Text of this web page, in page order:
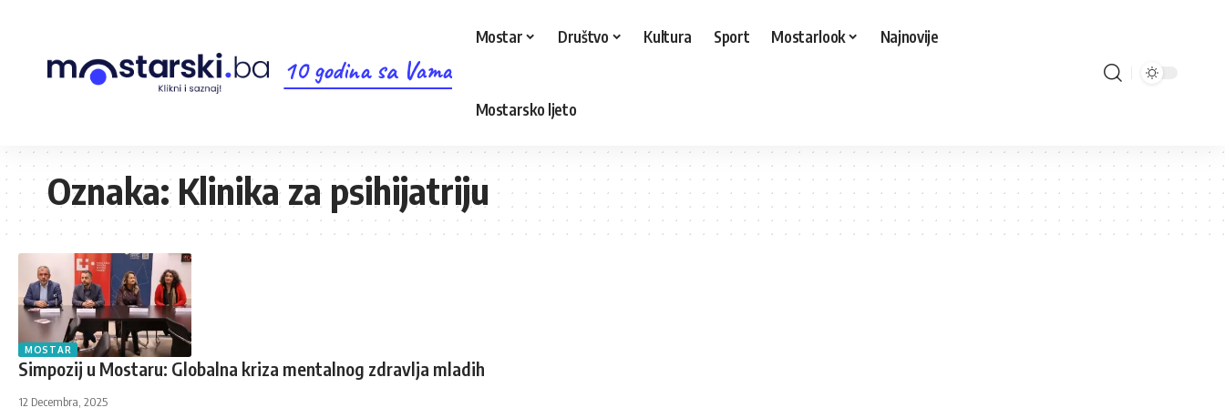
10 godina sa Vama
Mostar Društvo Kultura Sport Mostarlook Najnovije
Mostarsko ljeto
Oznaka:Klinika za psihijatriju
MOSTAR
Simpozij u Mostaru: Globalna kriza mentalnog zdravlja mladih
12 Decembra, 2025